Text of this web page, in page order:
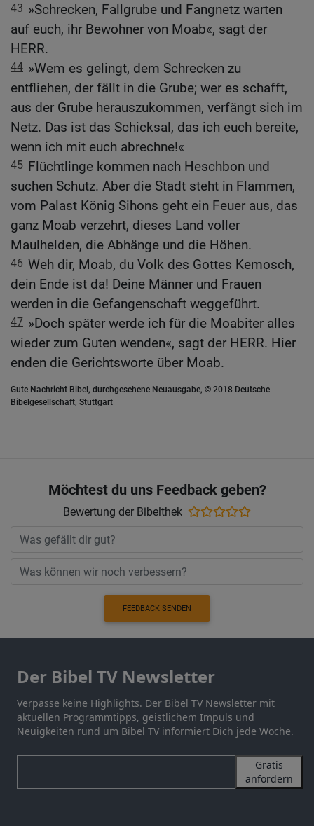
43 »Schrecken, Fallgrube und Fangnetz warten
auf euch, ihr Bewohner von Moab«, sagt der
HERR.
44 »Wem es gelingt, dem Schrecken zu
entfliehen, der fällt in die Grube; wer es schafft,
aus der Grube herauszukommen, verfängt sich im
Netz. Das ist das Schicksal, das ich euch bereite,
wenn ich mit euch abrechne!«
45 Flüchtlinge kommen nach Heschbon und
suchen Schutz. Aber die Stadt steht in Flammen,
vom Palast König Sihons geht ein Feuer aus, das
ganz Moab verzehrt, dieses Land voller
Maulhelden, die Abhänge und die Höhen.
46 Weh dir, Moab, du Volk des Gottes Kemosch,
dein Ende ist da! Deine Männer und Frauen
werden in die Gefangenschaft weggeführt.
47 »Doch später werde ich für die Moabiter alles
wieder zum Guten wenden«, sagt der HERR. Hier
enden die Gerichtsworte über Moab.
Gute Nachricht Bibel, durchgesehene Neuausgabe, © 2018 Deutsche
Bibelgesellschaft, Stuttgart
Möchtest du uns Feedback geben?
Bewertung der Bibelthek
FEEDBACK SENDEN
Der Bibel TV Newsletter
Verpasse keine Highlights. Der Bibel TV Newsletter mit
aktuellen Programmtipps, geistlichem Impuls und
Neuigkeiten rund um Bibel TV informiert Dich jede Woche.
Gratis
anfordern